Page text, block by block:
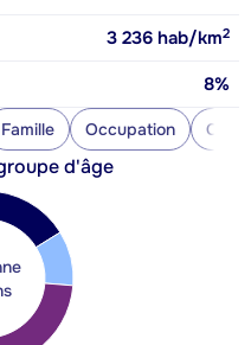
3 236 hab/km2
8%
Famille Occupation
d'âge